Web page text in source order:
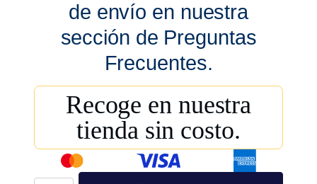
de envío en nuestra
sección de Preguntas
Frecuentes.
Recoge en nuestra
tienda sin costo.